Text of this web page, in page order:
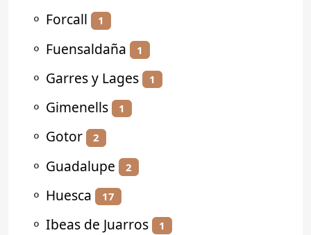
⚬ Forcall 1
⚬ Fuensaldaña 1
⚬ Garres y Lages 1
⚬ Gimenells 1
⚬ Gotor 2
⚬ Guadalupe 2
⚬ Huesca 17
⚬ Ibeas de Juarros 1